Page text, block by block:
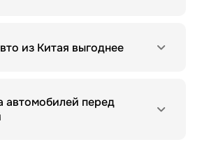
из Китая выгоднее
автомобилей перед